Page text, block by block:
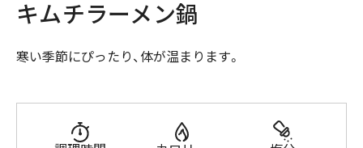
キムチラーメン鍋
寒い季節にぴったり、体が温まります。